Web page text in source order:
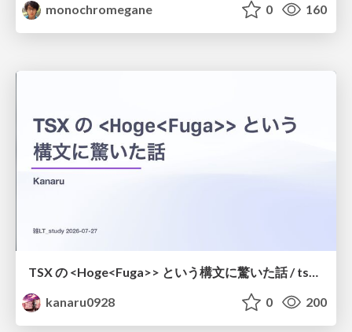
monochromegane
0 160
TSX の <Hoge<Fuga>> という構文に驚いた話 / tsx-type-argument-syntax
kanaru0928
0 200